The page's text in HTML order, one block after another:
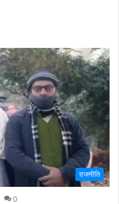
राजनीति
0